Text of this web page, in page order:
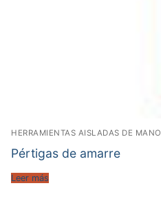
HERRAMIENTAS AISLADAS DE MANO
Pértigas de amarre
Leer más